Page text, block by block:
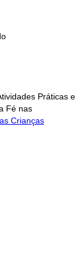
Práticas e
Fé nas
Crianças